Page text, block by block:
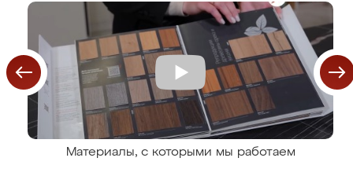
Материалы, с которыми мы работаем